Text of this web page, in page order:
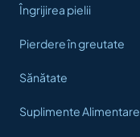
Îngrijirea pielii
Pierdere în greutate
Sănătate
Suplimente Alimentare